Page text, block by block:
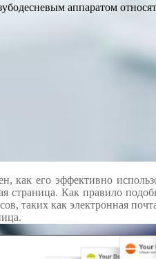
аппаратом
как его эффективно
страница. Как правило
таких как электронная